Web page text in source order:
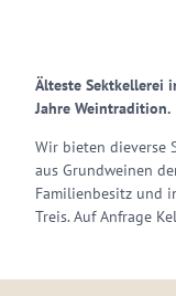
Älteste Sektkellerei
Jahre Weintradition.
Wir bieten dieverse
aus Grundweinen
Familienbesitz und
Treis. Auf Anfrage